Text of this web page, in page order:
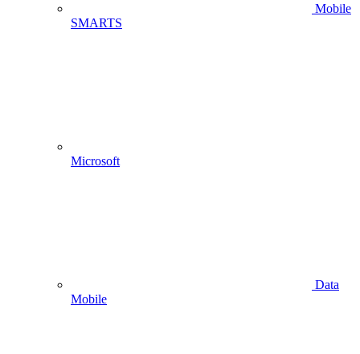
Mobile
SMARTS
Microsoft
Data
Mobile